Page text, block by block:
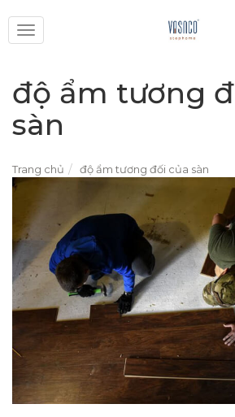
Toggle
navigation
độ ẩm tương
sàn
Trang chủ độ ẩm tương đối của sàn